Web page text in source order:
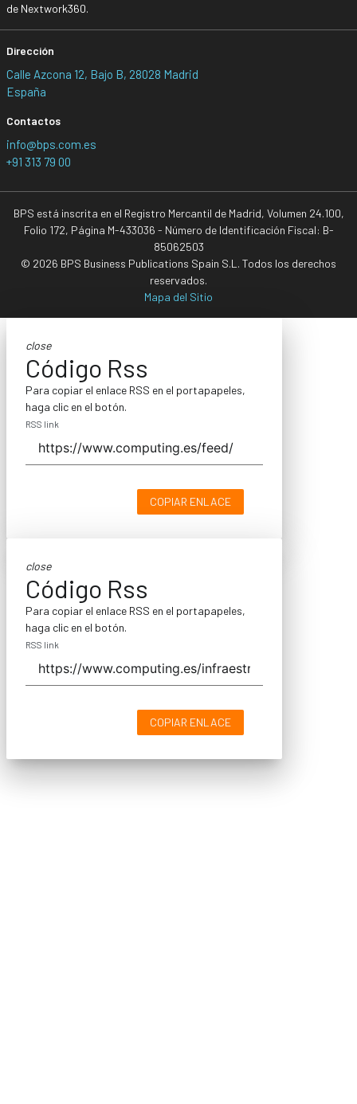
de Nextwork360.
Dirección
Calle Azcona 12, Bajo B, 28028 Madrid
España
Contactos
info@bps.com.es
+91 313 79 00
BPS está inscrita en el Registro Mercantil de Madrid, Volumen 24.100,
Folio 172, Página M-433036 - Número de Identificación Fiscal: B-
85062503
© 2026 BPS Business Publications Spain S.L. Todos los derechos
reservados.
Mapa del Sitio
close
Código Rss
Para copiar el enlace RSS en el portapapeles,
haga clic en el botón.
RSS link
COPIAR ENLACE
close
Código Rss
Para copiar el enlace RSS en el portapapeles,
haga clic en el botón.
RSS link
COPIAR ENLACE